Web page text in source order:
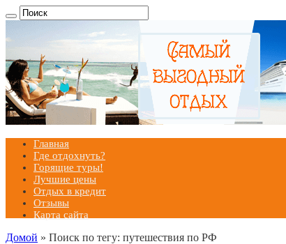
Главная
Где отдохнуть?
Горящие туры!
Лучшие цены
Отдых в кредит
Отзывы
Карта сайта
Домой » Поиск по тегу: путешествия по РФ